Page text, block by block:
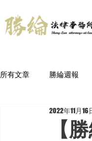
所有文章 勝綸週報
【
2022年11月16